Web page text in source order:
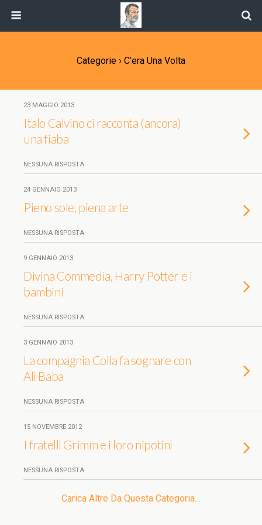
Categorie › C’era Una Volta
23 MAGGIO 2013
Italo Calvino ci racconta (ancora)
una fiaba
NESSUNA RISPOSTA
24 GENNAIO 2013
Pieno sole, piena arte
NESSUNA RISPOSTA
9 GENNAIO 2013
Divina Commedia, Harry Potter e i
bambini
NESSUNA RISPOSTA
3 GENNAIO 2013
La compagnia Colla fa sognare con
Alì Baba
NESSUNA RISPOSTA
15 NOVEMBRE 2012
I fratelli Grimm e i loro nipotini
NESSUNA RISPOSTA
Carica Altre Da Questa Categoria…